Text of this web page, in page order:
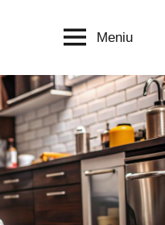
Bogdan
Pitaru
Meniu